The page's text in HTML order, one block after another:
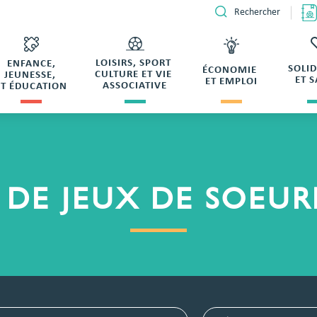
Rechercher
ENFANCE,
JEUNESSE,
ÉDUCATION
LOISIRS, SPORT
CULTURE ET VIE
ASSOCIATIVE
ÉCONOMIE
ET EMPLOI
ET
JEUX DE